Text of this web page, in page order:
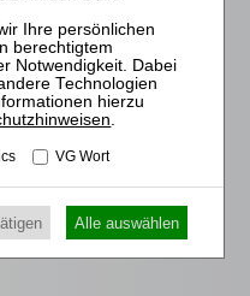
VG Wort
Alle auswählen